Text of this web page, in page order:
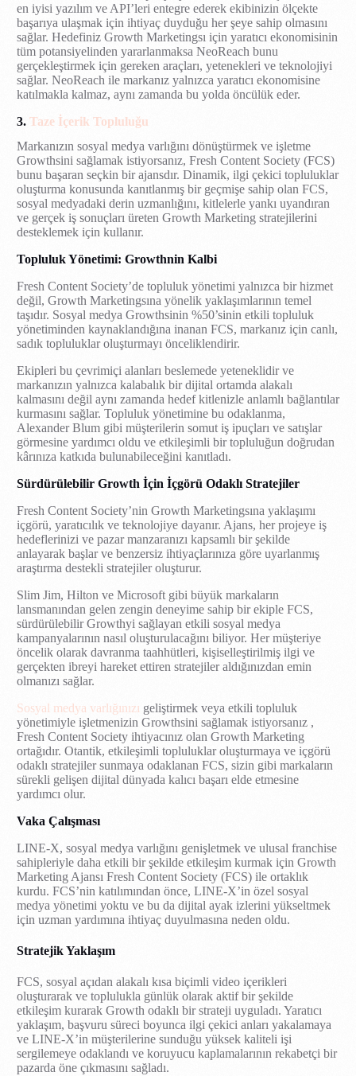
en iyisi yazılım ve API’leri entegre ederek ekibinizin ölçekte
başarıya ulaşmak için ihtiyaç duyduğu her şeye sahip olmasını
sağlar. Hedefiniz Growth Marketingsı için yaratıcı ekonomisinin
tüm potansiyelinden yararlanmaksa NeoReach bunu
gerçekleştirmek için gereken araçları, yetenekleri ve teknolojiyi
sağlar. NeoReach ile markanız yalnızca yaratıcı ekonomisine
katılmakla kalmaz, aynı zamanda bu yolda öncülük eder.
3. Taze İçerik Topluluğu
Markanızın sosyal medya varlığını dönüştürmek ve işletme
Growthsini sağlamak istiyorsanız, Fresh Content Society (FCS)
bunu başaran seçkin bir ajansdır. Dinamik, ilgi çekici topluluklar
oluşturma konusunda kanıtlanmış bir geçmişe sahip olan FCS,
sosyal medyadaki derin uzmanlığını, kitlelerle yankı uyandıran
ve gerçek iş sonuçları üreten Growth Marketing stratejilerini
desteklemek için kullanır.
Topluluk Yönetimi: Growthnin Kalbi
Fresh Content Society’de topluluk yönetimi yalnızca bir hizmet
değil, Growth Marketingsına yönelik yaklaşımlarının temel
taşıdır. Sosyal medya Growthsinin %50’sinin etkili topluluk
yönetiminden kaynaklandığına inanan FCS, markanız için canlı,
sadık topluluklar oluşturmayı önceliklendirir.
Ekipleri bu çevrimiçi alanları beslemede yeteneklidir ve
markanızın yalnızca kalabalık bir dijital ortamda alakalı
kalmasını değil aynı zamanda hedef kitlenizle anlamlı bağlantılar
kurmasını sağlar. Topluluk yönetimine bu odaklanma,
Alexander Blum gibi müşterilerin somut iş ipuçları ve satışlar
görmesine yardımcı oldu ve etkileşimli bir topluluğun doğrudan
kârınıza katkıda bulunabileceğini kanıtladı.
Sürdürülebilir Growth İçin İçgörü Odaklı Stratejiler
Fresh Content Society’nin Growth Marketingsına yaklaşımı
içgörü, yaratıcılık ve teknolojiye dayanır. Ajans, her projeye iş
hedeflerinizi ve pazar manzaranızı kapsamlı bir şekilde
anlayarak başlar ve benzersiz ihtiyaçlarınıza göre uyarlanmış
araştırma destekli stratejiler oluşturur.
Slim Jim, Hilton ve Microsoft gibi büyük markaların
lansmanından gelen zengin deneyime sahip bir ekiple FCS,
sürdürülebilir Growthyi sağlayan etkili sosyal medya
kampanyalarının nasıl oluşturulacağını biliyor. Her müşteriye
öncelik olarak davranma taahhütleri, kişiselleştirilmiş ilgi ve
gerçekten ibreyi hareket ettiren stratejiler aldığınızdan emin
olmanızı sağlar.
Sosyal medya varlığınızı geliştirmek veya etkili topluluk
yönetimiyle işletmenizin Growthsini sağlamak istiyorsanız ,
Fresh Content Society ihtiyacınız olan Growth Marketing
ortağıdır. Otantik, etkileşimli topluluklar oluşturmaya ve içgörü
odaklı stratejiler sunmaya odaklanan FCS, sizin gibi markaların
sürekli gelişen dijital dünyada kalıcı başarı elde etmesine
yardımcı olur.
Vaka Çalışması
LINE-X, sosyal medya varlığını genişletmek ve ulusal franchise
sahipleriyle daha etkili bir şekilde etkileşim kurmak için Growth
Marketing Ajansı Fresh Content Society (FCS) ile ortaklık
kurdu. FCS’nin katılımından önce, LINE-X’in özel sosyal
medya yönetimi yoktu ve bu da dijital ayak izlerini yükseltmek
için uzman yardımına ihtiyaç duyulmasına neden oldu.
Stratejik Yaklaşım
FCS, sosyal açıdan alakalı kısa biçimli video içerikleri
oluşturarak ve toplulukla günlük olarak aktif bir şekilde
etkileşim kurarak Growth odaklı bir strateji uyguladı. Yaratıcı
yaklaşım, başvuru süreci boyunca ilgi çekici anları yakalamaya
ve LINE-X’in müşterilerine sunduğu yüksek kaliteli işi
sergilemeye odaklandı ve koruyucu kaplamalarının rekabetçi bir
pazarda öne çıkmasını sağladı.